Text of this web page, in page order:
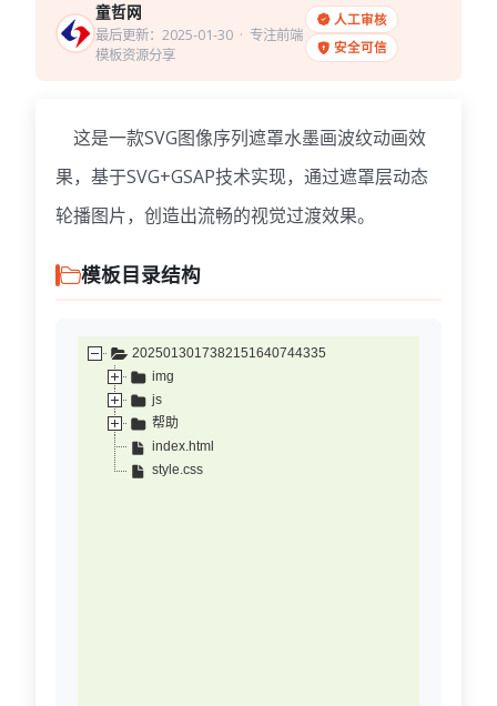
童哲网
最后更新：2025-01-30· 专注前端
模板资源分享
人工审核
安全可信
这是一款SVG图像序列遮罩水墨画波纹动画效
果，基于SVG+GSAP技术实现，通过遮罩层动态
轮播图片，创造出流畅的视觉过渡效果。
模板目录结构
2025013017382151640744335
img
js
帮助
index.html
style.css